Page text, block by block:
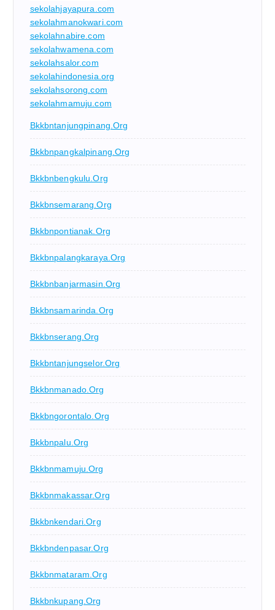
sekolahjayapura.com
sekolahmanokwari.com
sekolahnabire.com
sekolahwamena.com
sekolahsalor.com
sekolahindonesia.org
sekolahsorong.com
sekolahmamuju.com
Bkkbntanjungpinang.org
Bkkbnpangkalpinang.org
Bkkbnbengkulu.org
Bkkbnsemarang.org
Bkkbnpontianak.org
Bkkbnpalangkaraya.org
Bkkbnbanjarmasin.org
Bkkbnsamarinda.org
Bkkbnserang.org
Bkkbntanjungselor.org
Bkkbnmanado.org
Bkkbngorontalo.org
Bkkbnpalu.org
Bkkbnmamuju.org
Bkkbnmakassar.org
Bkkbnkendari.org
Bkkbndenpasar.org
Bkkbnmataram.org
Bkkbnkupang.org